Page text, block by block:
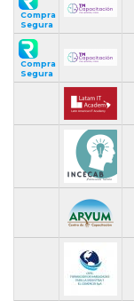
Compra
Segura
Compra
Segura